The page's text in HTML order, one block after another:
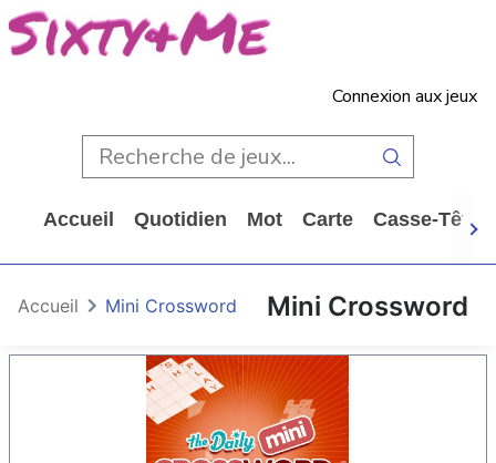
Connexion aux jeux
Accueil Quotidien Mot Carte Casse-Tête
Mini Crossword
Accueil Mini Crossword